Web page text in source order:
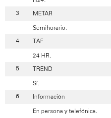
METAR
Semihorario.
TAF
24 HR.
TREND
Sí.
Información
En persona y telefónica.